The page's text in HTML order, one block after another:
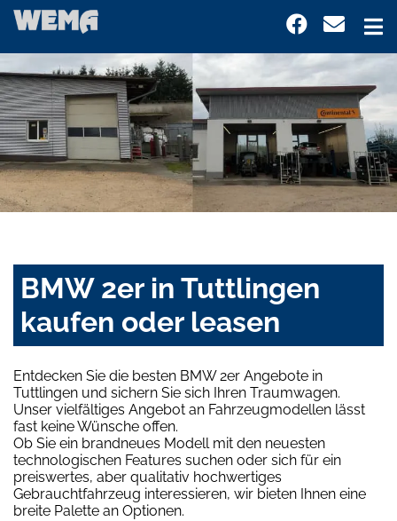
BMW 2er in Tuttlingen
kaufen oder leasen
Entdecken Sie die besten BMW 2er Angebote in
Tuttlingen und sichern Sie sich Ihren Traumwagen.
Unser vielfältiges Angebot an Fahrzeugmodellen lässt
fast keine Wünsche offen.
Ob Sie ein brandneues Modell mit den neuesten
technologischen Features suchen oder sich für ein
preiswertes, aber qualitativ hochwertiges
Gebrauchtfahrzeug interessieren, wir bieten Ihnen eine
breite Palette an Optionen.